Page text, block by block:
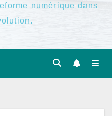
numérique dans